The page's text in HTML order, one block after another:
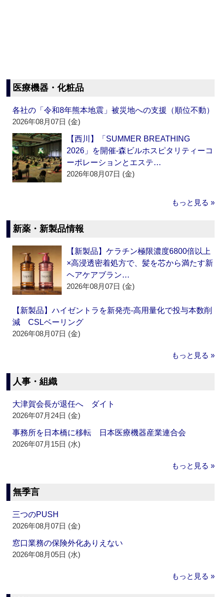
医療機器・化粧品
各社の「令和8年熊本地震」被災地への支援（順位不動）
2026年08月07日 (金)
【西川】「SUMMER BREATHING
2026」を開催‐森ビルホスピタリティーコ
ーポレーションとエステ…
2026年08月07日 (金)
もっと見る »
新薬・新製品情報
【新製品】ケラチン極限濃度6800倍以上
×高浸透密着処方で、髪を芯から満たす新
ヘアケアブラン…
2026年08月07日 (金)
【新製品】ハイゼントラを新発売‐高用量化で投与本数削
減 CSLベーリング
2026年08月07日 (金)
もっと見る »
人事・組織
大津賀会長が退任へ ダイト
2026年07月24日 (金)
事務所を日本橋に移転 日本医療機器産業連合会
2026年07月15日 (水)
もっと見る »
無季言
三つのPUSH
2026年08月07日 (金)
窓口業務の保険外化ありえない
2026年08月05日 (水)
もっと見る »